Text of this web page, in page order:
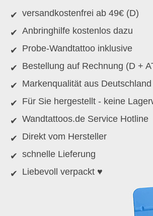
versandkostenfrei ab 49€ (D)
Anbringhilfe kostenlos dazu
Probe-Wandtattoo inklusive
Bestellung auf Rechnung (D +
Markenqualität aus Deutschland
Für Sie hergestellt - keine
Wandtattoos.de Service Hotline
Direkt vom Hersteller
schnelle Lieferung
Liebevoll verpackt ♥